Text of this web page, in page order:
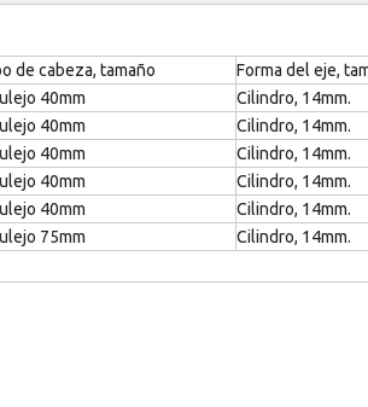
de cabeza, tamaño Forma del eje,
40mm Cilindro, 14mm.
40mm Cilindro, 14mm.
40mm Cilindro, 14mm.
40mm Cilindro, 14mm.
40mm Cilindro, 14mm.
75mm Cilindro, 14mm.